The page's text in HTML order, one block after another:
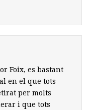
Foix, es bastant
en el que tots
per molts
i que tots